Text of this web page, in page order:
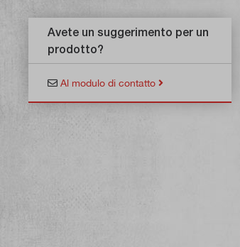
Avete un suggerimento per un
prodotto?
Al modulo di contatto